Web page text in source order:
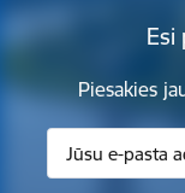
Esi
Piesakies